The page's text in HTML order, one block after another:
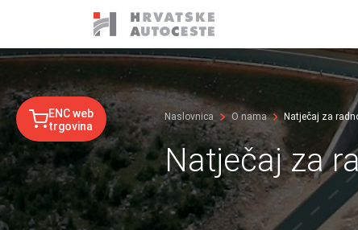
ENC web
trgovina
Naslovnica O nama Natječaj za
Natječaj za